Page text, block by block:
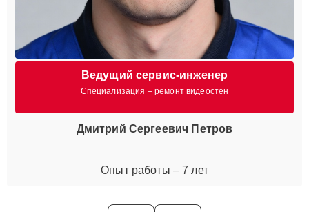
Ведущий сервис-инженер
Специализация – ремонт видеостен
Дмитрий Сергеевич Петров
Опыт работы – 7 лет